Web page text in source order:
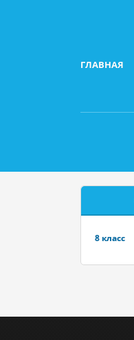
ГЛАВНАЯ
8 класс